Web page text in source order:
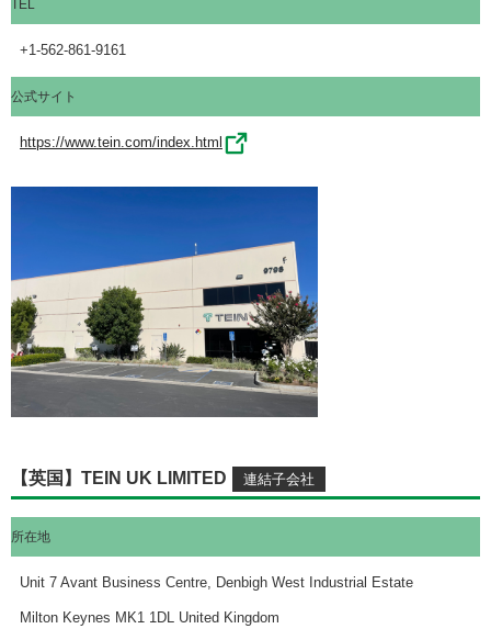
TEL
+1-562-861-9161
公式サイト
https://www.tein.com/index.html
【英国】TEIN UK LIMITED
所在地
Unit 7 Avant Business Centre, Denbigh West Industrial Estate
Milton Keynes MK1 1DL United Kingdom